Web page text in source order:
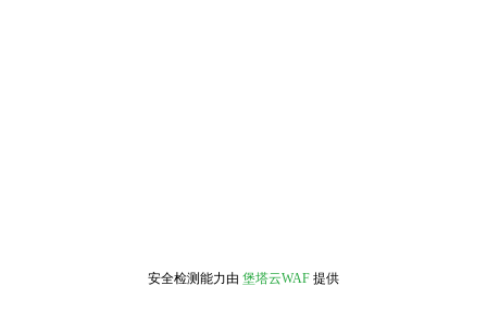
安全检测能力由 堡塔云WAF 提供